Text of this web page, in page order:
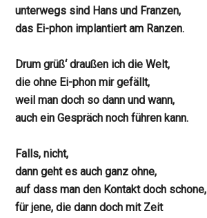
unterwegs sind Hans und Franzen,
das Ei-phon implantiert am Ranzen.
Drum grüß‘ draußen ich die Welt,
die ohne Ei-phon mir gefällt,
weil man doch so dann und wann,
auch ein Gespräch noch führen kann.
Falls, nicht,
dann geht es auch ganz ohne,
auf dass man den Kontakt doch schone,
für jene, die dann doch mit Zeit